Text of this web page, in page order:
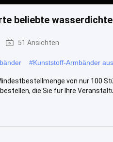
beliebte
51 Ansichten
#Kunststoff-Armbänder
von nur 100
die Sie für Ihre